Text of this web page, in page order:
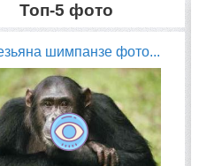
Топ-5 фото
шимпанзе фото...